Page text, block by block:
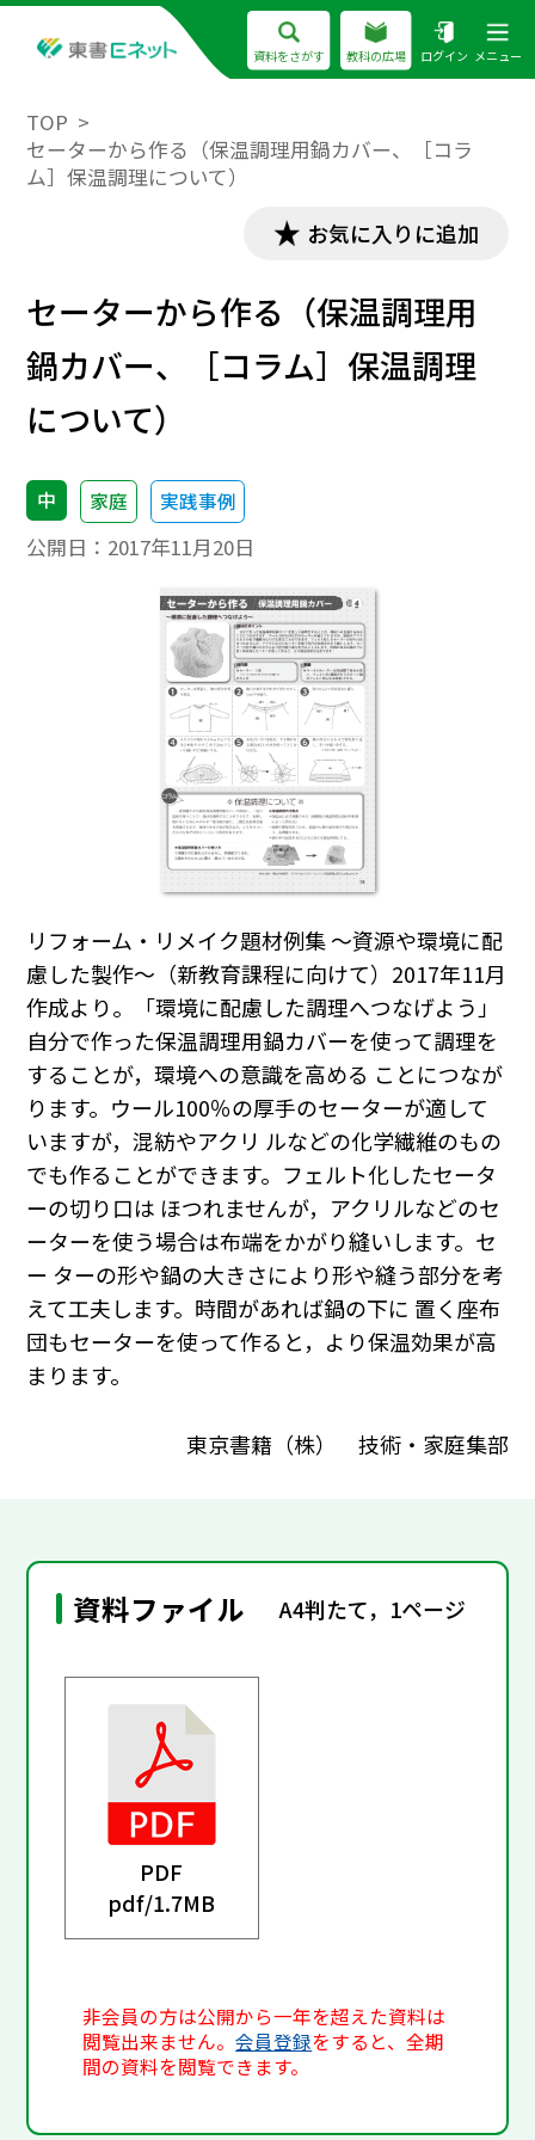
資料をさがす 教科の広場 ログイン メニュー
TOP
セーターから作る（保温調理用鍋カバー、［コラ
ム］保温調理について）
お気に入りに追加
セーターから作る（保温調理用
鍋カバー、［コラム］保温調理
について）
中 家庭 実践事例
公開日： 2017年11月20日
リフォーム・リメイク題材例集 ～資源や環境に配
慮した製作～（新教育課程に向けて）2017年11月
作成より。「環境に配慮した調理へつなげよう」
自分で作った保温調理用鍋カバーを使って調理を
することが，環境への意識を高める ことにつなが
ります。ウール100％の厚手のセーターが適して
いますが，混紡やアクリ ルなどの化学繊維のもの
でも作ることができます。フェルト化したセータ
ーの切り口は ほつれませんが，アクリルなどのセ
ーターを使う場合は布端をかがり縫いします。セ
ー ターの形や鍋の大きさにより形や縫う部分を考
えて工夫します。時間があれば鍋の下に 置く座布
団もセーターを使って作ると，より保温効果が高
まります。
東京書籍（株） 技術・家庭集部
資料ファイル A4判たて，1ページ
PDF
pdf/1.7MB
非会員の方は公開から一年を超えた資料は
閲覧出来ません。会員登録をすると、全期
間の資料を閲覧できます。